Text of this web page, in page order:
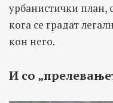
урбанистички план,
кога се градат
кон него.
И со